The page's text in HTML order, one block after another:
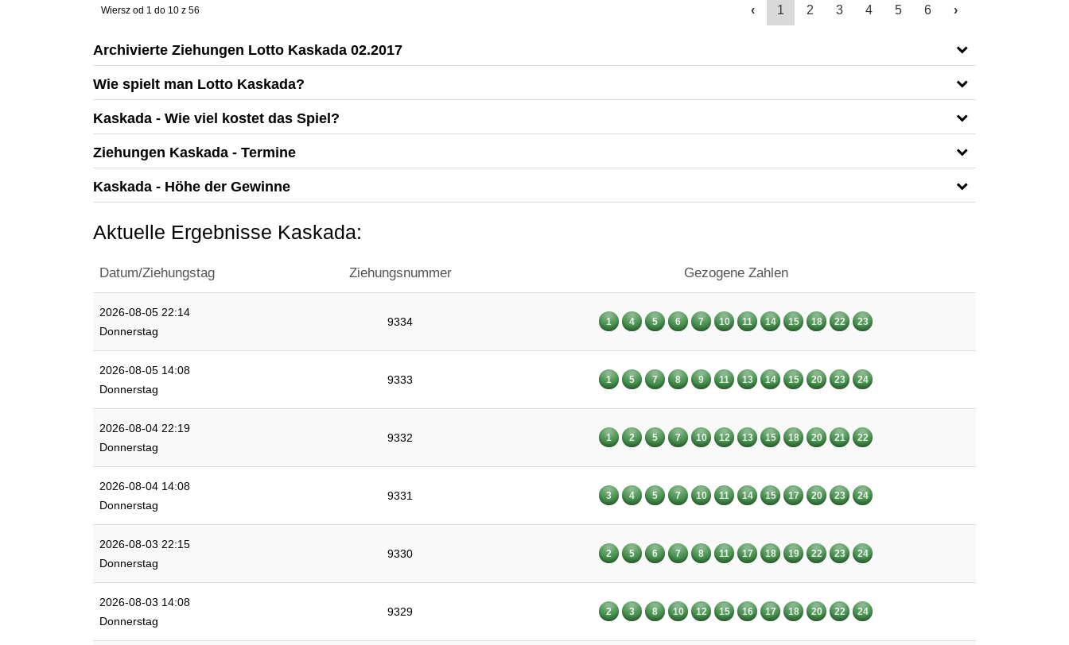
Wiersz od 1 do 10 z 56 ‹ 1 2 3 4 5 6 ›
Archivierte Ziehungen Lotto Kaskada 02.2017
Wie spielt man Lotto Kaskada?
Kaskada - Wie viel kostet das Spiel?
Ziehungen Kaskada - Termine
Kaskada - Höhe der Gewinne
Aktuelle Ergebnisse Kaskada:
Datum/Ziehungstag Ziehungsnummer Gezogene Zahlen
2026-08-05 22:14
Donnerstag
9334 1 4 5 6 7 10 11 14 15 18 22 23
2026-08-05 14:08
Donnerstag
9333 1 5 7 8 9 11 13 14 15 20 23 24
2026-08-04 22:19
Donnerstag
9332 1 2 5 7 10 12 13 15 18 20 21 22
2026-08-04 14:08
Donnerstag
9331 3 4 5 7 10 11 14 15 17 20 23 24
2026-08-03 22:15
Donnerstag
9330 2 5 6 7 8 11 17 18 19 22 23 24
2026-08-03 14:08
Donnerstag
9329 2 3 8 10 12 15 16 17 18 20 22 24